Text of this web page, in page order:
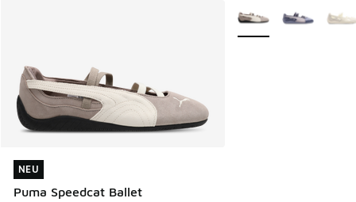
NEU
Puma Speedcat Ballet
NEU
Weitere Farben